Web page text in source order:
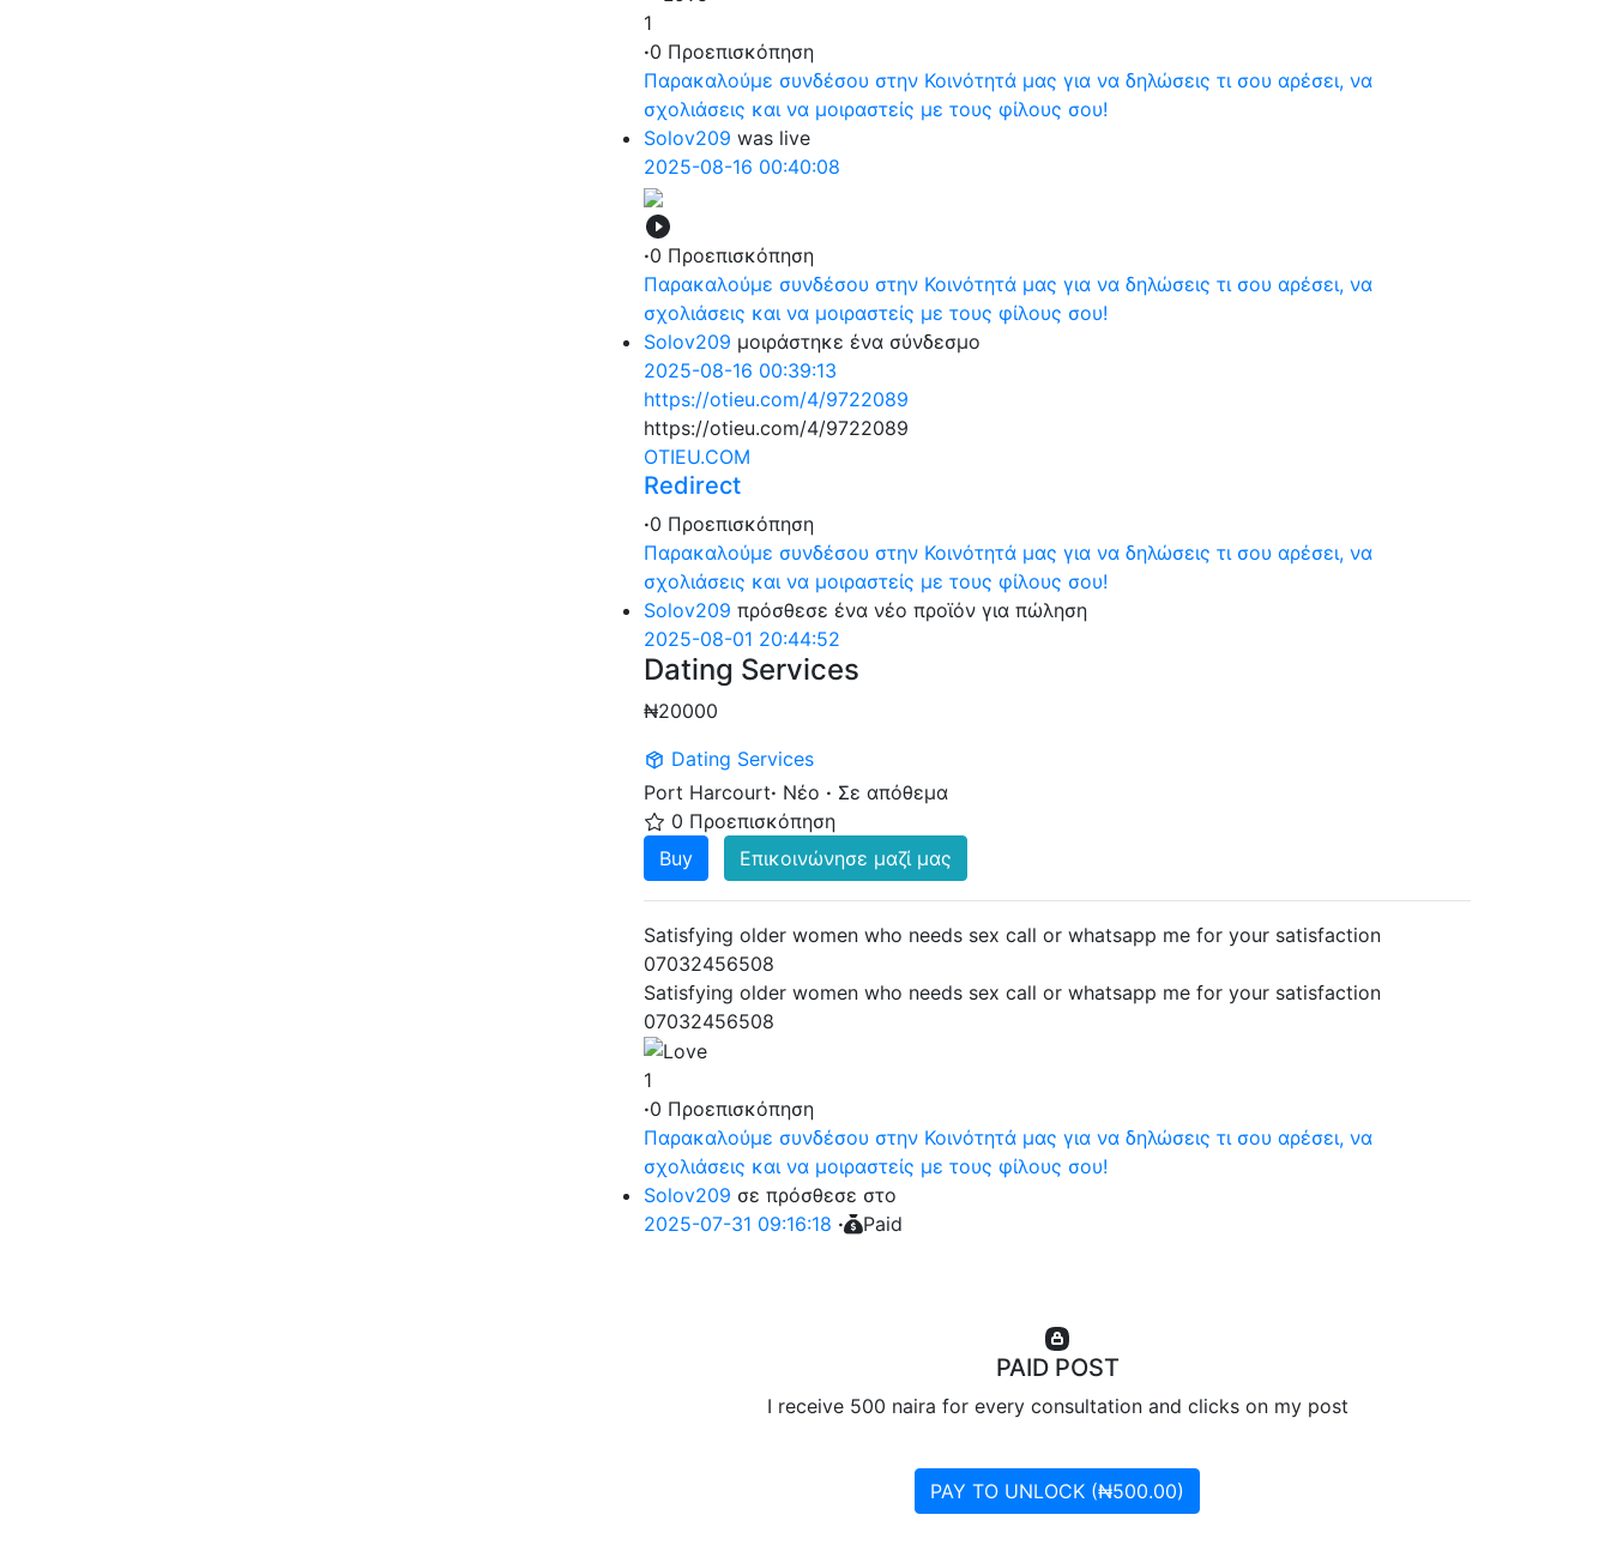
1
·0 Προεπισκόπηση
Παρακαλούμε συνδέσου στην Κοινότητά μας για να δηλώσεις τι σου αρέσει, να
σχολιάσεις και να μοιραστείς με τους φίλους σου!
Solov209 was live
2025-08-16 00:40:08
·0 Προεπισκόπηση
Παρακαλούμε συνδέσου στην Κοινότητά μας για να δηλώσεις τι σου αρέσει, να
σχολιάσεις και να μοιραστείς με τους φίλους σου!
Solov209 μοιράστηκε ένα σύνδεσμο
2025-08-16 00:39:13
https://otieu.com/4/9722089
https://otieu.com/4/9722089
OTIEU.COM
Redirect
·0 Προεπισκόπηση
Παρακαλούμε συνδέσου στην Κοινότητά μας για να δηλώσεις τι σου αρέσει, να
σχολιάσεις και να μοιραστείς με τους φίλους σου!
Solov209 πρόσθεσε ένα νέο προϊόν για πώληση
2025-08-01 20:44:52
Dating Services
₦20000
Dating Services
Port Harcourt· Νέο · Σε απόθεμα
0 Προεπισκόπηση
Buy
Επικοινώνησε μαζί μας
Satisfying older women who needs sex call or whatsapp me for your satisfaction
07032456508
Satisfying older women who needs sex call or whatsapp me for your satisfaction
07032456508
1
·0 Προεπισκόπηση
Παρακαλούμε συνδέσου στην Κοινότητά μας για να δηλώσεις τι σου αρέσει, να
σχολιάσεις και να μοιραστείς με τους φίλους σου!
Solov209 σε πρόσθεσε στο
2025-07-31 09:16:18 · Paid
PAID POST
I receive 500 naira for every consultation and clicks on my post
PAY TO UNLOCK (₦500.00)